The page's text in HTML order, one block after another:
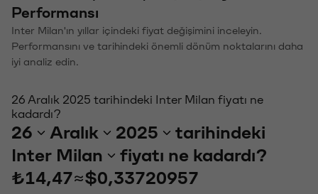
Performansı
Inter Milan'ın yıllar içindeki fiyat değişimini inceleyin.
Performansını ve tarihindeki önemli dönüm noktalarını daha
iyi analiz edin.
26 Aralık 2025 tarihindeki Inter Milan fiyatı ne
kadardı?
26 Aralık 2025
tarihindeki
Inter Milan
fiyatı ne kadardı?
₺14,47≈$0,33720957